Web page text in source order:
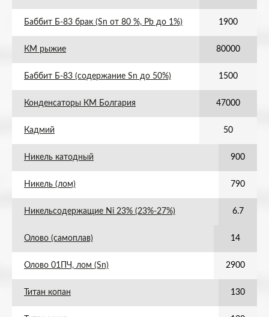
Баббит Б-83 брак (Sn от 80 %, Pb до 1%) 1900
КМ рыжие 80000
Баббит Б-83 (содержание Sn до 50%) 1500
Конденсаторы КМ Болгария 47000
Кадмий 50
Никель катодный 900
Никель (лом) 790
Никельсодержащие Ni 23% (23%-27%) 6.7
Олово (самоплав) 14
Олово 01ПЧ, лом (Sn) 2900
Титан копан 130